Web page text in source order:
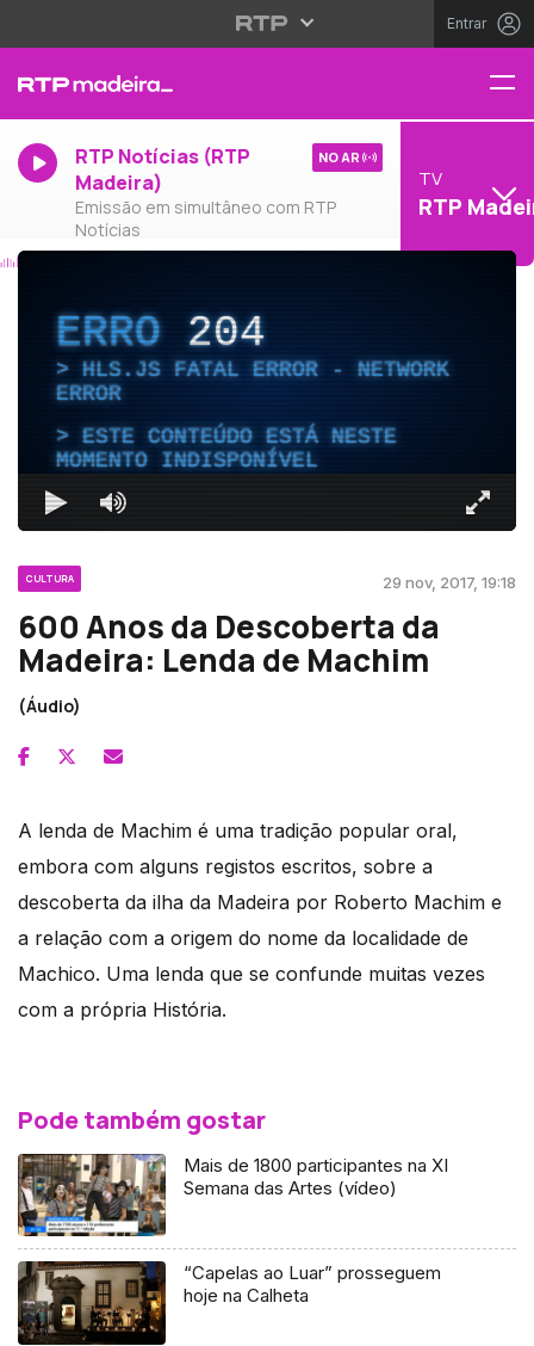
Entrar
RTP Notícias (RTP
Madeira)
Emissão em simultâneo com RTP
Notícias
NO AR
TV
RTP
ERRO204
HLS.JS FATAL ERROR - NETWORK
ERROR
ESTE CONTEÚDO ESTÁ NESTE
MOMENTO INDISPONÍVEL
CULTURA 29 nov, 2017, 19:18
600 Anos da Descoberta da
Madeira: Lenda de Machim
(Áudio)
A lenda de Machim é uma tradição popular oral,
embora com alguns registos escritos, sobre a
descoberta da ilha da Madeira por Roberto Machim e
a relação com a origem do nome da localidade de
Machico. Uma lenda que se confunde muitas vezes
com a própria História.
Pode também gostar
Mais de 1800 participantes na XI
Semana das Artes (vídeo)
“Capelas ao Luar” prosseguem
hoje na Calheta